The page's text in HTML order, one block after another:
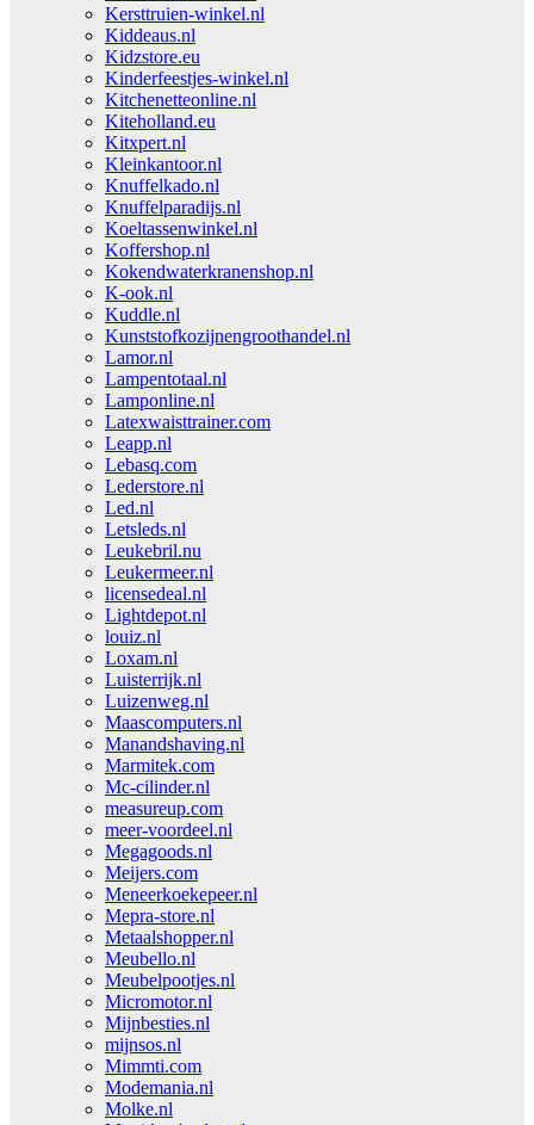
Kersttruien-winkel.nl
Kiddeaus.nl
Kidzstore.eu
Kinderfeestjes-winkel.nl
Kitchenetteonline.nl
Kiteholland.eu
Kitxpert.nl
Kleinkantoor.nl
Knuffelkado.nl
Knuffelparadijs.nl
Koeltassenwinkel.nl
Koffershop.nl
Kokendwaterkranenshop.nl
K-ook.nl
Kuddle.nl
Kunststofkozijnengroothandel.nl
Lamor.nl
Lampentotaal.nl
Lamponline.nl
Latexwaisttrainer.com
Leapp.nl
Lebasq.com
Lederstore.nl
Led.nl
Letsleds.nl
Leukebril.nu
Leukermeer.nl
licensedeal.nl
Lightdepot.nl
louiz.nl
Loxam.nl
Luisterrijk.nl
Luizenweg.nl
Maascomputers.nl
Manandshaving.nl
Marmitek.com
Mc-cilinder.nl
measureup.com
meer-voordeel.nl
Megagoods.nl
Meijers.com
Meneerkoekepeer.nl
Mepra-store.nl
Metaalshopper.nl
Meubello.nl
Meubelpootjes.nl
Micromotor.nl
Mijnbesties.nl
mijnsos.nl
Mimmti.com
Modemania.nl
Molke.nl